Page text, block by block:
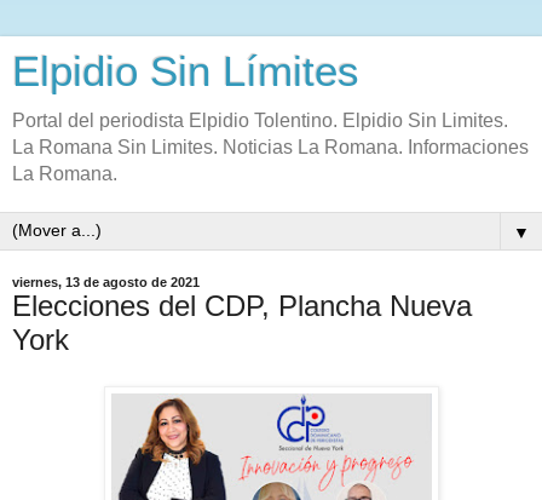
Elpidio Sin Límites
Portal del periodista Elpidio Tolentino. Elpidio Sin Limites.
La Romana Sin Limites. Noticias La Romana. Informaciones
La Romana.
▼
viernes, 13 de agosto de 2021
Elecciones del CDP, Plancha Nueva
York